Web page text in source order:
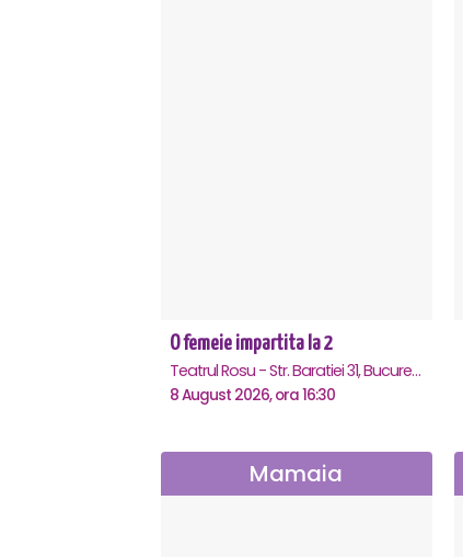
O femeie impartita la 2
Teatrul Rosu - Str. Baratiei 31, Bucuresti
8 August 2026, ora 16:30
Mamaia